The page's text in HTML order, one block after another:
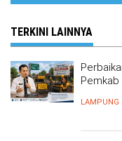
TERKINI LAINNYA
LAMPUNG